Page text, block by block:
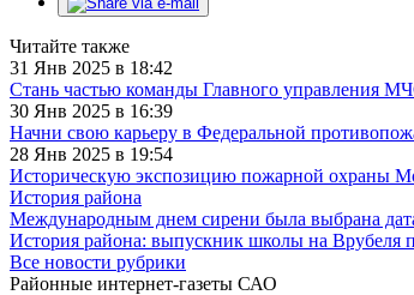
Читайте также
31 Янв 2025 в 18:42
Стань частью команды Главного управления
30 Янв 2025 в 16:39
Начни свою карьеру в Федеральной
28 Янв 2025 в 19:54
Историческую экспозицию пожарной охраны
История района
Международным днем сирени была выбрана
История района: выпускник школы на Врубеля
Все новости рубрики
Районные интернет-газеты САО